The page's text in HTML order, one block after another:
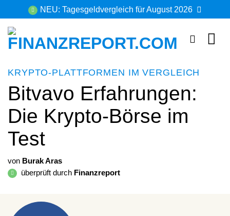
Inhalt
springen
NEU: Tagesgeldvergleich für August 2026
KRYPTO-PLATTFORMEN IM VERGLEICH
Bitvavo Erfahrungen:
Die Krypto-Börse im
Test
von Burak Aras
überprüft durch Finanzreport